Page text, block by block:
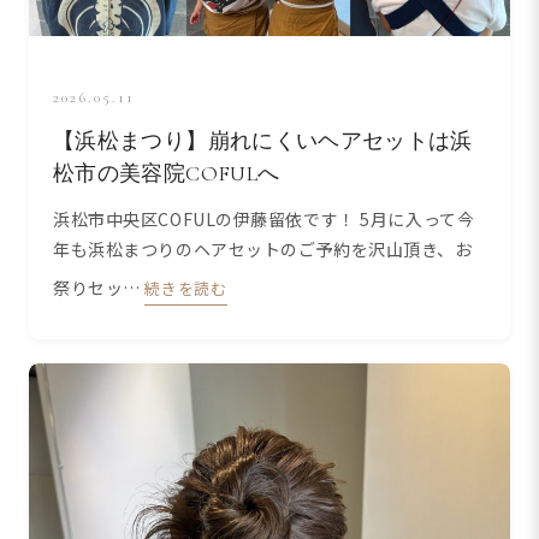
2026.05.11
【浜松まつり】崩れにくいヘアセットは浜
松市の美容院COFULへ
浜松市中央区COFULの伊藤留依です！ 5月に入って今
年も浜松まつりのヘアセットのご予約を沢山頂き、お
祭りセッ…続きを読む